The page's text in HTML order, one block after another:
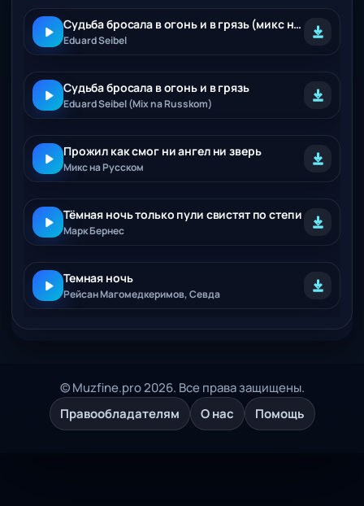
Судьба бросала в огонь и в грязь (микс на русском)
Eduard Seibel
Судьба бросала в огонь и в грязь
Eduard Seibel (Mix na Russkom)
Прожил как смог ни ангел ни зверь
Микс на Русском
Тёмная ночь только пули свистят по степи
Марк Бернес
Темная ночь
Рейсан Магомедкеримов, Севда
© Muzfine.pro 2026. Все права защищены.
Правообладателям
О нас Помощь